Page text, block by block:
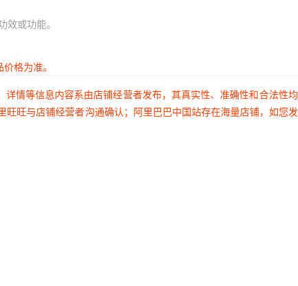
或功能。
格为准。
情等信息内容系由店铺经营者发布，其真实性、准确性和合法性
旺与店铺经营者沟通确认；阿里巴巴中国站存在海量店铺，如您